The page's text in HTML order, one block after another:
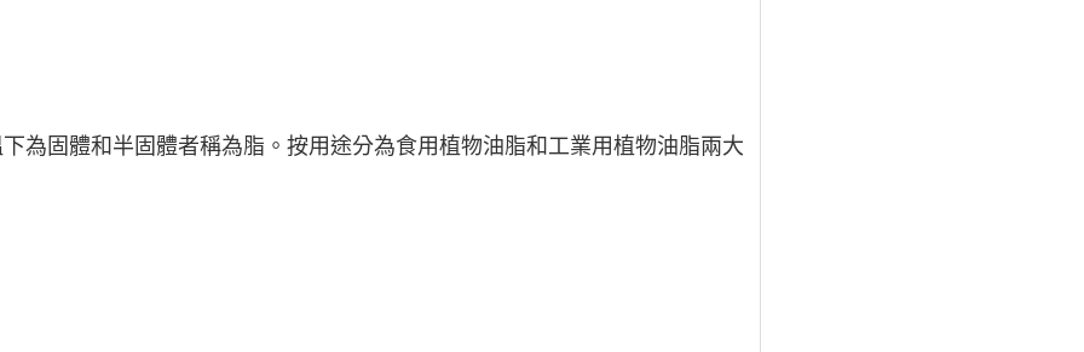
為固體和半固體者稱為脂。按用途分為食用植物油脂和工業用植物油脂兩大